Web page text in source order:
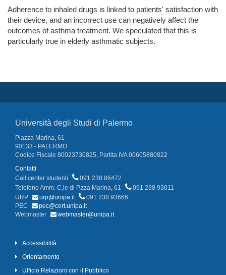
Adherence to inhaled drugs is linked to patients' satisfaction with
their device, and an incorrect use can negatively affect the
outcomes of asthma treatment. We speculated that this is
particularly true in elderly asthmatic subjects.
Università degli Studi di Palermo
Piazza Marina, 61
90133 - PALERMO
Codice Fiscale 80023730825, Partita IVA 00605880822
Contatti
Call center studenti
091 238 86472
Telefono Amm. C.le di P.zza Marina, 61
091 238 93011
URP
urp@unipa.it
091 238 93666
PEC
pec@cert.unipa.it
Webmaster
webmaster@unipa.it
Accessibilità
Orientamento
Ufficio Relazioni con il Pubblico